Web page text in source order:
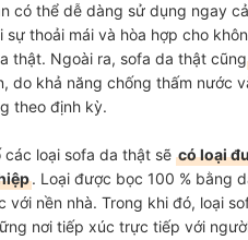
có thể dễ dàng sử dụng ngay
sự thoải mái và hòa hợp cho
thật. Ngoài ra, sofa da thật cũng
do khả năng chống thấm nước
theo định kỳ.
loại sofa da thật sẽ có loại
. Loại được bọc 100 % bằng
với nền nhà. Trong khi đó, loại
nơi tiếp xúc trực tiếp với